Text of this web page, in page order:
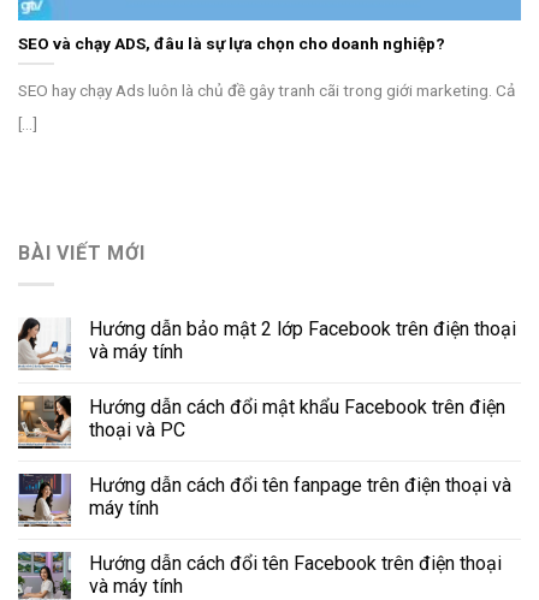
SEO và chạy ADS, đâu là sự lựa chọn cho doanh nghiệp?
SEO hay chạy Ads luôn là chủ đề gây tranh cãi trong giới marketing. Cả
[...]
BÀI VIẾT MỚI
Hướng dẫn bảo mật 2 lớp Facebook trên điện thoại
và máy tính
Hướng dẫn cách đổi mật khẩu Facebook trên điện
thoại và PC
Hướng dẫn cách đổi tên fanpage trên điện thoại và
máy tính
Hướng dẫn cách đổi tên Facebook trên điện thoại
và máy tính